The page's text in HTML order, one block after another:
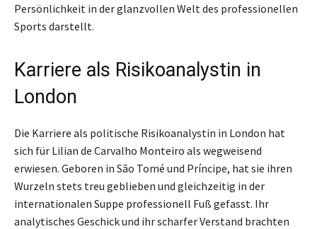
Persönlichkeit in der glanzvollen Welt des professionellen
Sports darstellt.
Karriere als Risikoanalystin in
London
Die Karriere als politische Risikoanalystin in London hat
sich für Lilian de Carvalho Monteiro als wegweisend
erwiesen. Geboren in São Tomé und Príncipe, hat sie ihren
Wurzeln stets treu geblieben und gleichzeitig in der
internationalen Suppe professionell Fuß gefasst. Ihr
analytisches Geschick und ihr scharfer Verstand brachten